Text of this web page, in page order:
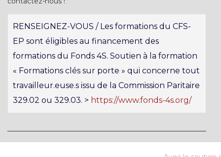
RENSEIGNEZ-VOUS / Les formations du CFS-
EP sont éligibles au financement des
formations du Fonds 4S. Soutien à la formation
« Formations clés sur porte » qui concerne tout
travailleur.euse.s issu de la Commission Paritaire
329.02 ou 329.03. > https://www.fonds-4s.org/